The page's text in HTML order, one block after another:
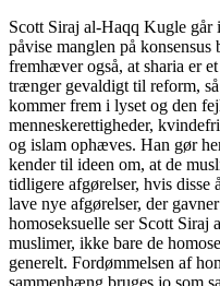
Scott Siraj al-Haqq Kugle går
påvise manglen på
fremhæver også, at sharia er
trænger gevaldigt til reform,
kommer frem i lyset og den
menneskerettigheder,
og islam ophæves. Han gør
kender til ideen om, at de
tidligere afgørelser, hvis disse
lave nye afgørelser, der
homoseksuelle ser Scott Siraj
muslimer, ikke bare de
generelt. Fordømmelsen af
sammenhæng bruges jo som